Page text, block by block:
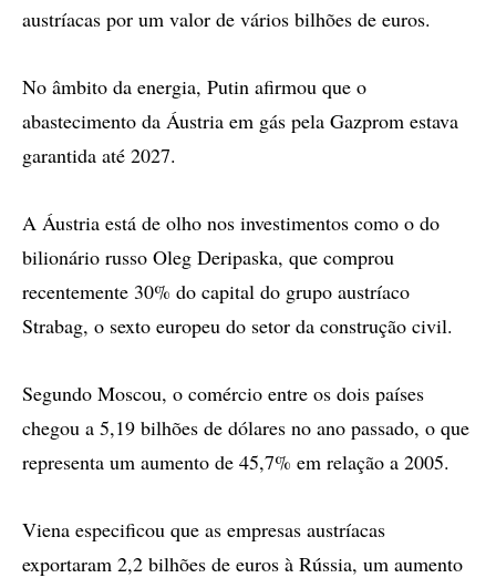
austríacas por um valor de vários bilhões de euros.
No âmbito da energia, Putin afirmou que o
abastecimento da Áustria em gás pela Gazprom estava
garantida até 2027.
A Áustria está de olho nos investimentos como o do
bilionário russo Oleg Deripaska, que comprou
recentemente 30% do capital do grupo austríaco
Strabag, o sexto europeu do setor da construção civil.
Segundo Moscou, o comércio entre os dois países
chegou a 5,19 bilhões de dólares no ano passado, o que
representa um aumento de 45,7% em relação a 2005.
Viena especificou que as empresas austríacas
exportaram 2,2 bilhões de euros à Rússia, um aumento